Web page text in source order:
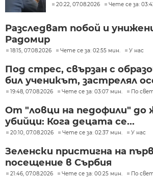
20:22, 07.08.2026 Чете се за:
Разследват побой и
Радомир
18:15, 07.08.2026 Чете се за: 02:55 мин. У нас
Под стрес, свързан с
бил ученикът, застрелял
19:48, 07.08.2026 Чете се за: 03:07 мин. По
От "ловци на педофили" до
убийци: Кога децата се...
20:10, 07.08.2026 Чете се за: 02:37 мин. У нас
Зеленски пристигна на
посещение в Сърбия
21:46, 07.08.2026 Чете се за: 00:25 мин. По